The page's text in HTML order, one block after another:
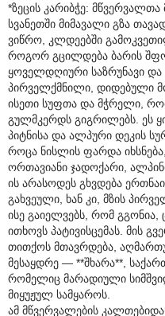
*ზეცის კარიბჭე: მწვერვალთა
სვანეთში მიმავალი გზა
ვიწრო, კლდეებში
როგორ გცილდება ბარის
ყოველდღიური საზრუნავი და
პირველქმნილი, დიდებული
ისეთი სუფთა და მჭრელი,
გულმკერდს გიგრილებს. ეს
პიტნისა და ალპური დეკის
როცა ნისლის ფარდა იხსნება,
ორთავიანი ჯადოქარი,
ის არასოდეს გხვდება
გახვეული, ხან კი, მზის
ისე გაიელვებს, რომ გგონია,
ითხოვს პატივისცემას. მის
თითქოს მთავრდება,
მესაყდრე — **შხარა**,
რომელიც მარადიული
მიყუჟულ სამყაროს.
ამ მწვერვალების